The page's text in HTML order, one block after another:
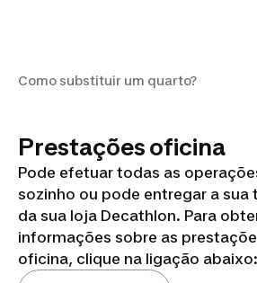
Como substituir um quarto?
Prestações oficina
Pode efetuar todas as
sozinho ou pode entregar a sua
da sua loja Decathlon. Para
informações sobre as
oficina, clique na ligação abaixo: